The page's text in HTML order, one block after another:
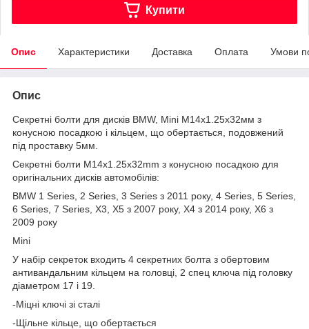
Купити
Опис Характеристики Доставка Оплата Умови
Опис
Секретні болти для дисків BMW, Mini М14х1.25х32мм з
конусною посадкою і кільцем, що обертається, подовжений
під проставку 5мм.
Секретні болти M14x1.25x32mm з конусною посадкою для
оригінальних дисків автомобілів:
BMW 1 Series, 2 Series, 3 Series з 2011 року, 4 Series, 5 Series,
6 Series, 7 Series, X3, X5 з 2007 року, X4 з 2014 року, X6 з
2009 року
Mini
У набір секреток входить 4 секретних болта з обертовим
антивандальним кільцем на головці, 2 спец ключа під головку
діаметром 17 і 19.
-Міцні ключі зі сталі
-Щільне кільце, що обертається